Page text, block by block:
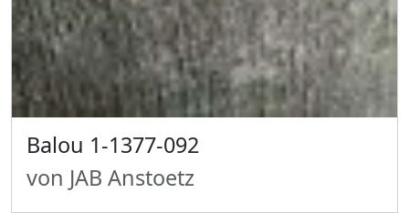
Balou 1-1377-092
von JAB Anstoetz